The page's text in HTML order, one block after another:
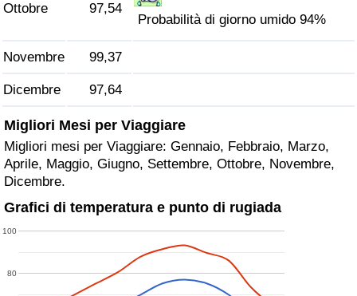
Ottobre 97,54
Probabilità di giorno umido 94%
Novembre 99,37
Dicembre 97,64
Migliori Mesi per Viaggiare
Migliori mesi per Viaggiare: Gennaio, Febbraio, Marzo,
Aprile, Maggio, Giugno, Settembre, Ottobre, Novembre,
Dicembre.
Grafici di temperatura e punto di rugiada
80
100